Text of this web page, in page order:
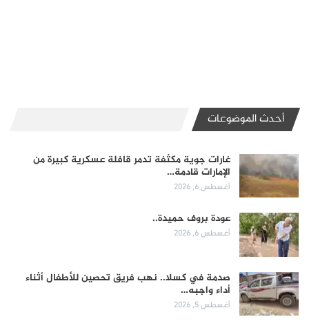
أحدث الموضوعات
غارات جوية مكثفة تدمر قافلة عسكرية كبيرة من
الإمارات قادمة…
أغسطس 6, 2026
عودة بروف حميدة..
أغسطس 6, 2026
صدمة في كسلا.. نهب فريق تحصين للأطفال أثناء
أداء واجبه…
أغسطس 5, 2026